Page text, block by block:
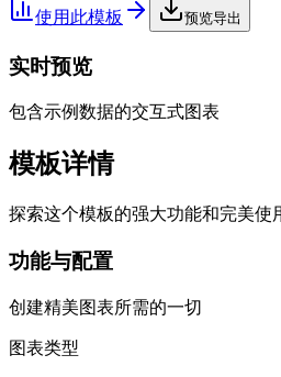
使用此模板 预览导出
实时预览
包含示例数据的交互式图表
模板详情
探索这个模板的强大功能和完美使
功能与配置
创建精美图表所需的一切
图表类型